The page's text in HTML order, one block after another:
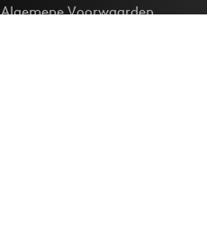
Algemene Voorwaarden